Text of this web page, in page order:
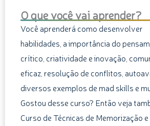
O que você vai aprender?
Você aprenderá como desenvolver
habilidades, a importância do
crítico, criatividade e inovação,
eficaz, resolução de conflitos,
diversos exemplos de mad skills e
Gostou desse curso? Então veja
Curso de Técnicas de Memorização e